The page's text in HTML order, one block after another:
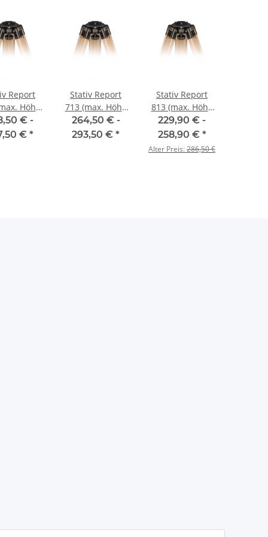
Report
Höhe
cm)€ -
€ *
Stativ Report
713 (max. Höhe
86 cm)
264,50 € -
293,50 € *
Stativ Report
813 (max. Höhe
130 cm)
229,90 € -
258,90 € *
Alter Preis:286,50 €